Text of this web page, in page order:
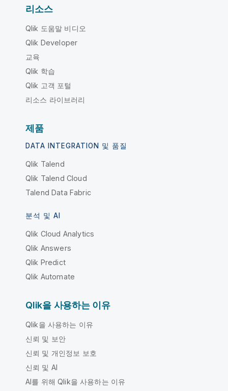
리소스
Qlik 도움말 비디오
Qlik Developer
교육
Qlik 학습
Qlik 고객 포털
리소스 라이브러리
제품
DATA INTEGRATION 및 품질
Qlik Talend
Qlik Talend Cloud
Talend Data Fabric
분석 및 AI
Qlik Cloud Analytics
Qlik Answers
Qlik Predict
Qlik Automate
Qlik을 사용하는 이유
Qlik을 사용하는 이유
신뢰 및 보안
신뢰 및 개인정보 보호
신뢰 및 AI
AI를 위해 Qlik을 사용하는 이유